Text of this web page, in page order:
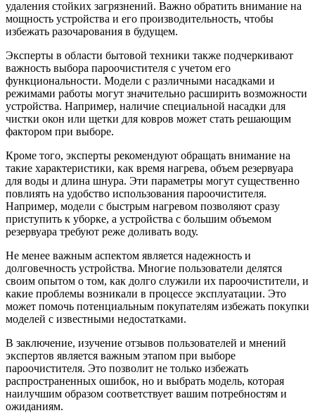
удаления стойких загрязнений. Важно обратить внимание на
мощность устройства и его производительность, чтобы
избежать разочарования в будущем.
Эксперты в области бытовой техники также подчеркивают
важность выбора пароочистителя с учетом его
функциональности. Модели с различными насадками и
режимами работы могут значительно расширить возможности
устройства. Например, наличие специальной насадки для
чистки окон или щетки для ковров может стать решающим
фактором при выборе.
Кроме того, эксперты рекомендуют обращать внимание на
такие характеристики, как время нагрева, объем резервуара
для воды и длина шнура. Эти параметры могут существенно
повлиять на удобство использования пароочистителя.
Например, модели с быстрым нагревом позволяют сразу
приступить к уборке, а устройства с большим объемом
резервуара требуют реже доливать воду.
Не менее важным аспектом является надежность и
долговечность устройства. Многие пользователи делятся
своим опытом о том, как долго служили их пароочистители, и
какие проблемы возникали в процессе эксплуатации. Это
может помочь потенциальным покупателям избежать покупки
моделей с известными недостатками.
В заключение, изучение отзывов пользователей и мнений
экспертов является важным этапом при выборе
пароочистителя. Это позволит не только избежать
распространенных ошибок, но и выбрать модель, которая
наилучшим образом соответствует вашим потребностям и
ожиданиям.